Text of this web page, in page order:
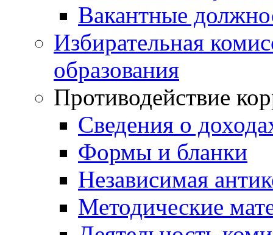
Вакантные
Избирательная
образования
Противодействие
Сведения о
Формы и бланки
Независимая
Методические